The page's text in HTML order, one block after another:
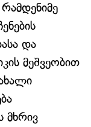
და
მეშვეობით
მხრივ